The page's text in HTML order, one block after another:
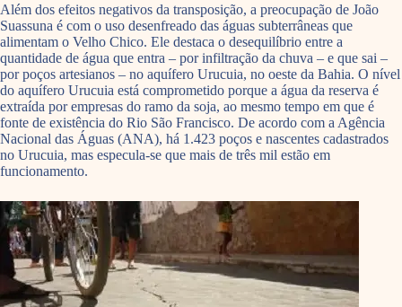
Além dos efeitos negativos da transposição, a preocupação de João
Suassuna é com o uso desenfreado das águas subterrâneas que
alimentam o Velho Chico. Ele destaca o desequilíbrio entre a
quantidade de água que entra – por infiltração da chuva – e que sai –
por poços artesianos – no aquífero Urucuia, no oeste da Bahia. O nível
do aquífero Urucuia está comprometido porque a água da reserva é
extraída por empresas do ramo da soja, ao mesmo tempo em que é
fonte de existência do Rio São Francisco. De acordo com a Agência
Nacional das Águas (ANA), há 1.423 poços e nascentes cadastrados
no Urucuia, mas especula-se que mais de três mil estão em
funcionamento.